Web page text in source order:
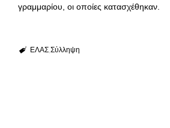
γραμμαρίου, οι οποίες κατασχέθηκαν.
ΕΛΑΣ Σύλληψη